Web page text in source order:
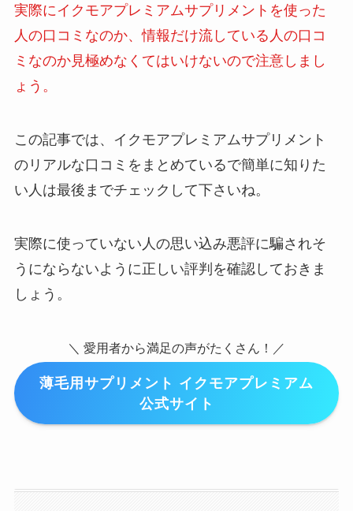
実際にイクモアプレミアムサプリメントを使った
人の口コミなのか、情報だけ流している人の口コ
ミなのか見極めなくてはいけないので注意しまし
ょう。
この記事では、イクモアプレミアムサプリメント
のリアルな口コミをまとめているで簡単に知りた
い人は最後までチェックして下さいね。
実際に使っていない人の思い込み悪評に騙されそ
うにならないように正しい評判を確認しておきま
しょう。
＼ 愛用者から満足の声がたくさん！／
薄毛用サプリメント イクモアプレミアム
公式サイト